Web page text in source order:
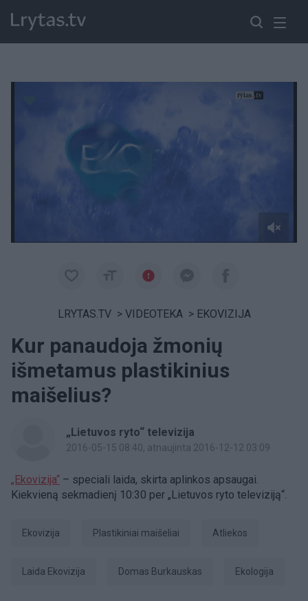
LRYTAS.TV > VIDEOTEKA > EKOVIZIJA
Kur panaudoja žmonių
išmetamus plastikinius
maišelius?
„Lietuvos ryto“ televizija
2016-05-15 08:40, atnaujinta 2016-12-12 03:09
„Ekovizija“ – speciali laida, skirta aplinkos apsaugai.
Kiekvieną sekmadienį 10:30 per „Lietuvos ryto televiziją“.
Ekovizija plastikiniai maišeliai atliekos
laida Ekovizija Domas Burkauskas Ekologija